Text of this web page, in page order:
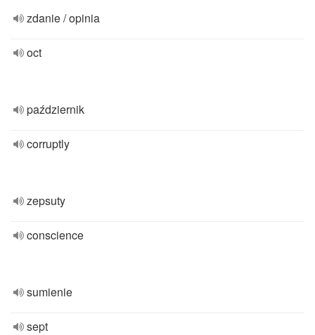
zdanie / opinia
oct
październik
corruptly
zepsuty
conscience
sumienie
sept